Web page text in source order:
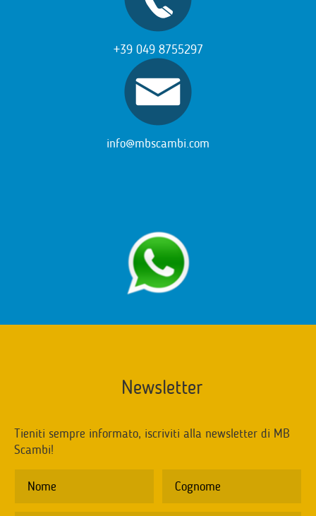
+39 049 8755297
info@mbscambi.com
Newsletter
Tieniti sempre informato, iscriviti alla newsletter di MB
Scambi!